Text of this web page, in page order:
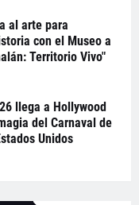
al arte para
con el Museo a
Territorio Vivo"
llega a Hollywood
del Carnaval de
Unidos